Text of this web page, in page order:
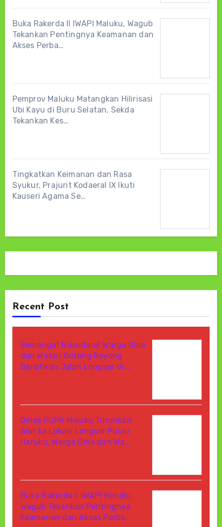
Buka Rakerda II IWAPI Maluku, Wagub
Tekankan Pentingnya Keamanan dan
Akses Perba…
Pemprov Maluku Matangkan Hilirisasi
Ubi Kayu di Buru Selatan, Sekda
Tekankan Kes…
Tingkatkan Keimanan dan Rasa
Syukur, Prajurit Kodaeral IX Ikuti
Kauseri Agama Se…
Recent Post
Semangat Basudara! Warga Oma
dan Wassu Gotong Royong
Bersihkan Jalan Longsor di …
Dinas PUPR Maluku Turunkan
Alat ke Lokasi Longsor Pulau
Haruku, Warga Oma dan Wa…
Buka Rakerda II IWAPI Maluku,
Wagub Tekankan Pentingnya
Keamanan dan Akses Perba…